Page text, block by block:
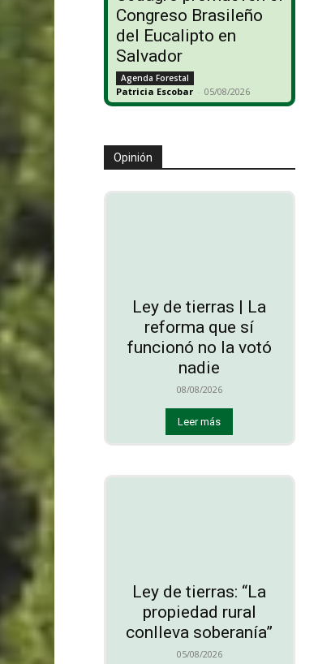
Congreso Brasileño
del Eucalipto en
Salvador
Agenda Forestal
Patricia Escobar - 05/08/2026
Opinión
Ley de tierras | La
reforma que sí
funcionó no la votó
nadie
08/08/2026
Leer más
Ley de tierras: “La
propiedad rural
conlleva soberanía”
05/08/2026